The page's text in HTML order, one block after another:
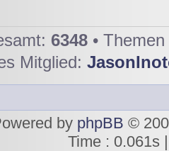
6348 •
Mitglied:
by phpBB ©
Time : 0.061s